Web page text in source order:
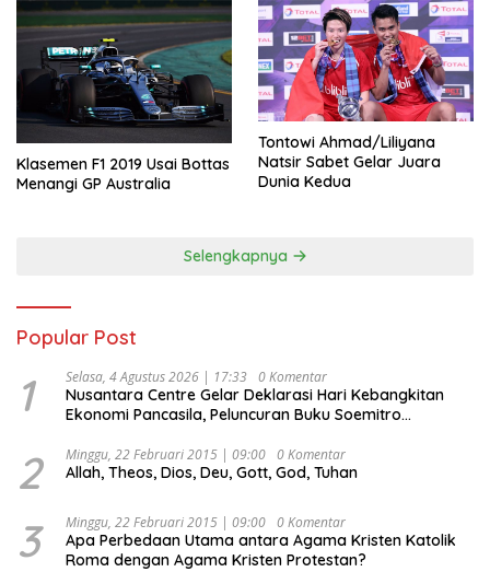
Klasemen F1 2019 Usai Bottas
Menangi GP Australia
Tontowi Ahmad/Liliyana
Natsir Sabet Gelar Juara
Dunia Kedua
Selengkapnya
Popular Post
1 Selasa, 4 Agustus 2026 | 17:33 0 Komentar
Nusantara Centre Gelar Deklarasi Hari Kebangkitan
Ekonomi Pancasila, Peluncuran Buku Soemitro
Ekonomi Politik Indonesia) & Simposium Nasional
“Urgensi Undang-Undang Perekonomian Nasional dan
Indonesia Emas 2045”,
2 Minggu, 22 Februari 2015 | 09:00 0 Komentar
Allah, Theos, Dios, Deu, Gott, God, Tuhan
3 Minggu, 22 Februari 2015 | 09:00 0 Komentar
Apa Perbedaan Utama antara Agama Kristen Katolik
Roma dengan Agama Kristen Protestan?